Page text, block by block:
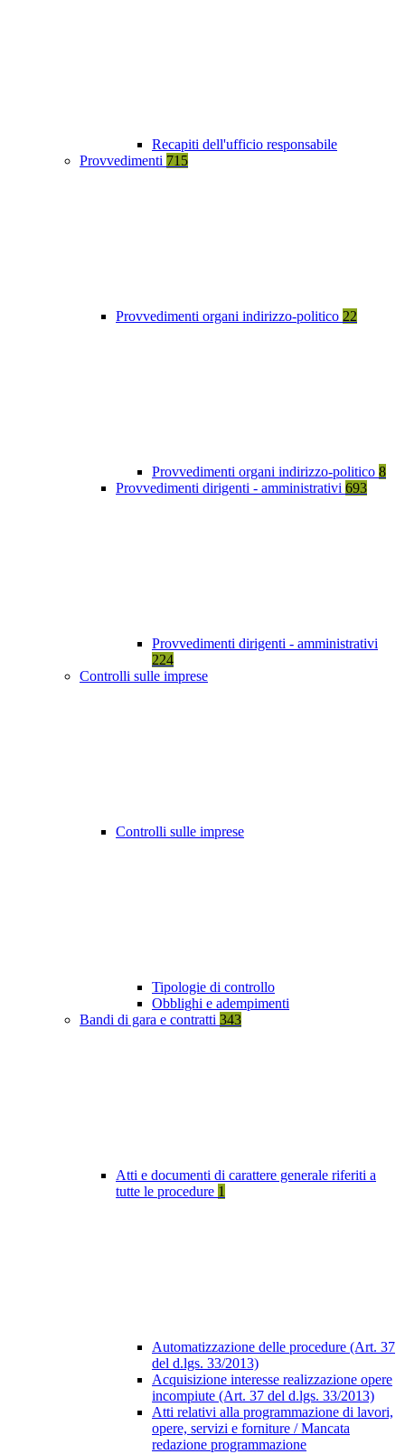
Recapiti dell'ufficio responsabile
Provvedimenti 715
Provvedimenti organi indirizzo-politico 22
Provvedimenti organi indirizzo-politico 8
Provvedimenti dirigenti - amministrativi 693
Provvedimenti dirigenti - amministrativi
224
Controlli sulle imprese
Controlli sulle imprese
Tipologie di controllo
Obblighi e adempimenti
Bandi di gara e contratti 343
Atti e documenti di carattere generale riferiti a
tutte le procedure 1
Automatizzazione delle procedure (Art. 37
del d.lgs. 33/2013)
Acquisizione interesse realizzazione opere
incompiute (Art. 37 del d.lgs. 33/2013)
Atti relativi alla programmazione di lavori,
opere, servizi e forniture / Mancata
redazione programmazione